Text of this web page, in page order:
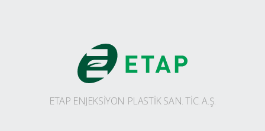
ETAP ENJEKSİYON PLASTİK SAN. TİC. A.Ş.